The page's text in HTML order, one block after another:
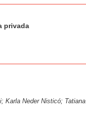
privada
Karla Neder Nisticó;